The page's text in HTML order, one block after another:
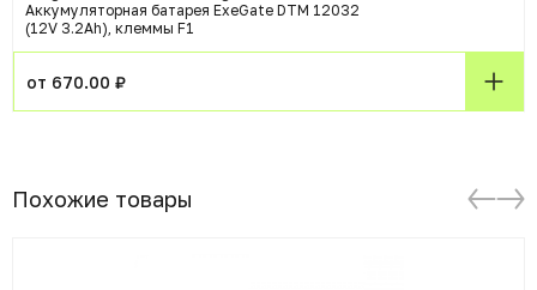
Аккумуляторная батарея ExeGate DTM 12032
(12V 3.2Ah), клеммы F1
от 670.00 ₽
Похожие товары